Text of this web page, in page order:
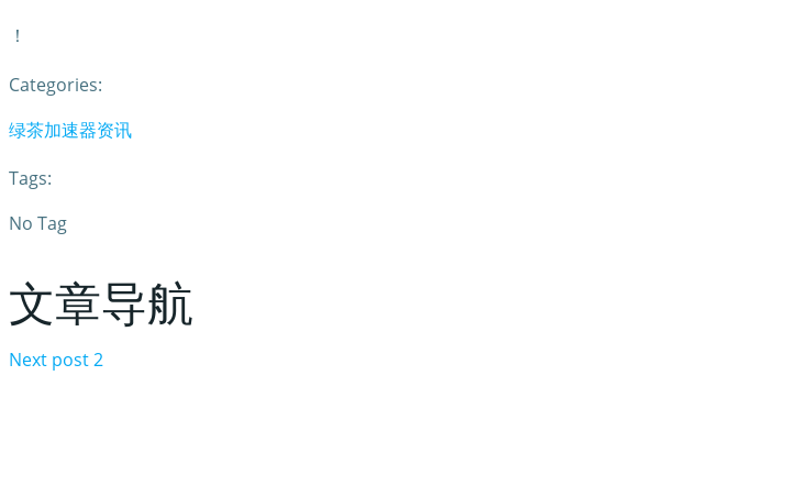
！
Categories:
绿茶加速器资讯
Tags:
No Tag
文章导航
Next post2